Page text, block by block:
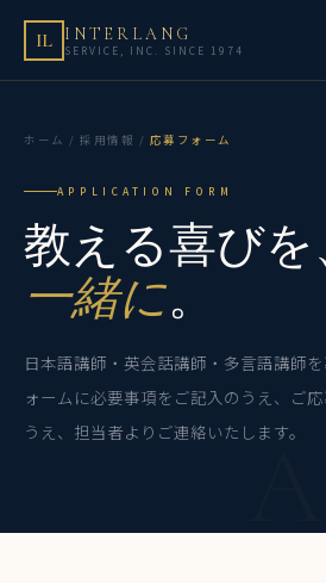
IL INTERLANG
SERVICE, INC. SINCE 1974
ホーム / 採用情報 / 応募フォーム
APPLICATION FORM
教える喜びを
一緒に。
日本語講師・英会話講師・多言語講師
ォームに必要事項をご記入のうえ、ご
うえ、担当者よりご連絡いたします。